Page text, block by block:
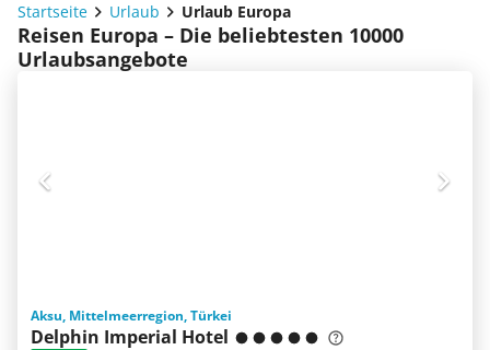
Startseite Urlaub Urlaub Europa
Reisen Europa – Die beliebtesten 10000
Urlaubsangebote
Aksu, Mittelmeerregion, Türkei
Delphin Imperial Hotel